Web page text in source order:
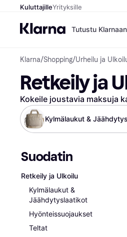
KuluttajilleYrityksille
Tutustu Klarnaan
Klarna/Shopping/Urheilu ja
Retkeily ja
Kokeile joustavia maksuja
Kylmälaukut &
Suodatin
Retkeily ja Ulkoilu
Kylmälaukut &
Jäähdytyslaatikot
Hyönteissuojaukset
Teltat